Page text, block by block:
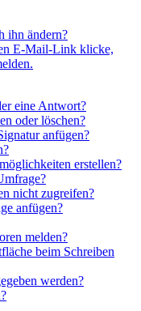
ihn ändern?
E-Mail-Link klicke,
eine Antwort?
oder löschen?
anfügen?
erstellen?
nicht zugreifen?
anfügen?
melden?
beim Schreiben
werden?